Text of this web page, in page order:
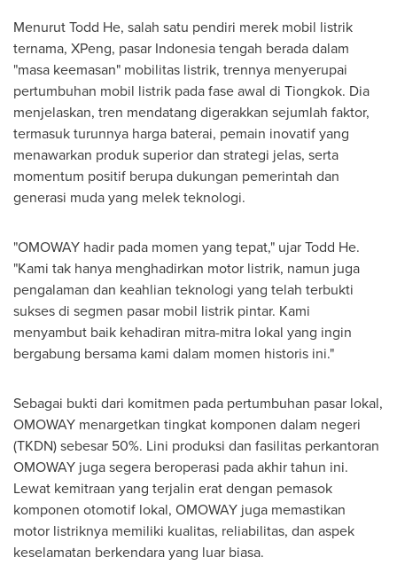
Menurut Todd He, salah satu pendiri merek mobil listrik
ternama, XPeng, pasar Indonesiatengah berada dalam
"masa keemasan" mobilitas listrik, trennya menyerupai
pertumbuhan mobil listrik pada fase awal di Tiongkok. Dia
menjelaskan, tren mendatang digerakkan sejumlah faktor,
termasuk turunnya harga baterai, pemain inovatif yang
menawarkan produk superior dan strategi jelas, serta
momentum positif berupa dukungan pemerintah dan
generasi muda yang melek teknologi.
"OMOWAY hadir pada momen yang tepat," ujarTodd He.
"Kami tak hanya menghadirkan motor listrik, namun juga
pengalaman dan keahlian teknologi yang telah terbukti
sukses di segmen pasar mobil listrik pintar. Kami
menyambut baik kehadiran mitra-mitra lokal yang ingin
bergabung bersama kami dalam momen historis ini."
Sebagai bukti dari komitmen pada pertumbuhan pasar lokal,
OMOWAY menargetkan tingkat komponen dalam negeri
(TKDN) sebesar 50%. Lini produksi dan fasilitas perkantoran
OMOWAY juga segera beroperasi pada akhir tahun ini.
Lewat kemitraan yang terjalin erat dengan pemasok
komponen otomotif lokal, OMOWAY juga memastikan
motor listriknya memiliki kualitas, reliabilitas, dan aspek
keselamatan berkendara yang luar biasa.